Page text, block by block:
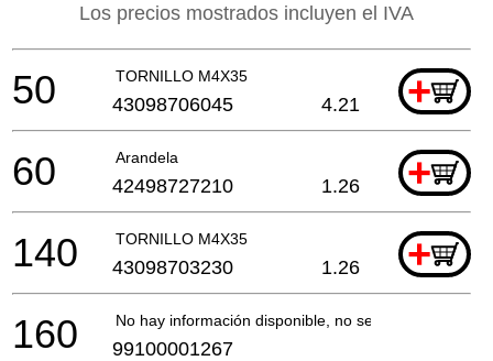
Los precios mostrados incluyen el IVA
TORNILLO M4X35 +
50 43098706045 4.21
Arandela +
60 42498727210 1.26
TORNILLO M4X35 +
140 43098703230 1.26
No hay información disponible, no se puede pedir
160 99100001267